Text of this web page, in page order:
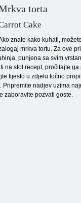
torta
Cake
znate kako kuhati,
mrkva tortu. Za ove
punjena sa svim
na stol recept, pročitajte
tijesto u zdjelu točno
Pripremite nadjev uzima
zaboravite pozvati goste.